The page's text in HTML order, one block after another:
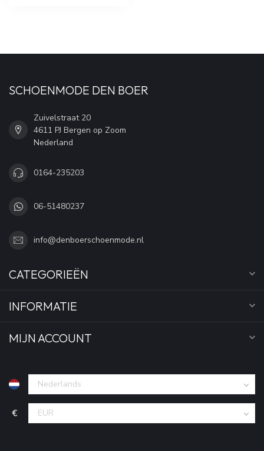
SCHOENMODE DEN BOER
Zuivelstraat 20
4611 PJ Bergen op Zoom
Nederland
0164-235203
06-51480237
info@denboerschoenmode.nl
CATEGORIEËN
INFORMATIE
MIJN ACCOUNT
€